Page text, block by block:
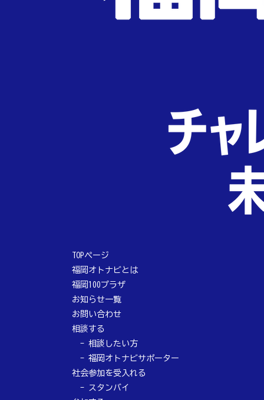
TOPページ
福岡オトナビとは
福岡100プラザ
お知らせ一覧
お問い合わせ
相談する
相談したい方
福岡オトナビサポーター
社会参加を受入れる
スタンバイ